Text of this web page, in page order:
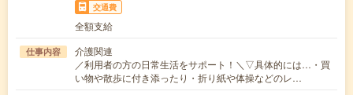
交通費
全額支給
仕事内容
介護関連
／利用者の方の日常生活をサポート！＼▽具体的には…・買
い物や散歩に付き添ったり・折り紙や体操などのレ…